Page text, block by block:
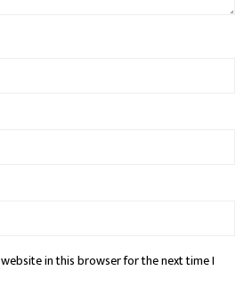
website in this browser for the next time I